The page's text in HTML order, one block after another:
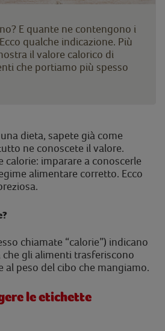
E quante ne contengono i
qualche indicazione. Più
il valore calorico di
che portiamo più spesso
dieta, sapete già come
ne conoscete il valore.
calorie: imparare a conoscerle
alimentare corretto. Ecco
chiamate “calorie”) indicano
gli alimenti trasferiscono
al peso del cibo che mangiamo.
le etichette